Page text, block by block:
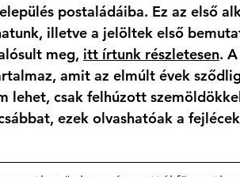
postaládáiba. Ez az első
illetve a jelöltek első
meg, itt írtunk részletesen.
amit az elmúlt évek
lehet, csak felhúzott
ezek olvashatóak a